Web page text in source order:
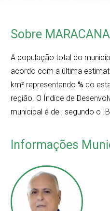
Sobre
A população total do
acordo com a última
km² representando % do
região. O Índice de
municipal é de , segundo o
Informações